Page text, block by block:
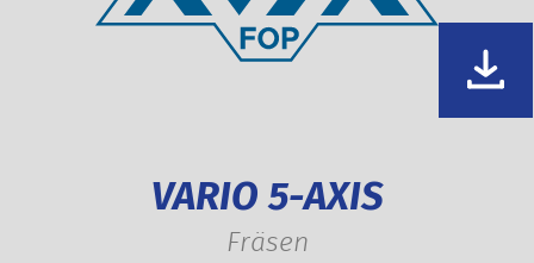
VARIO 5-AXIS
Fräsen